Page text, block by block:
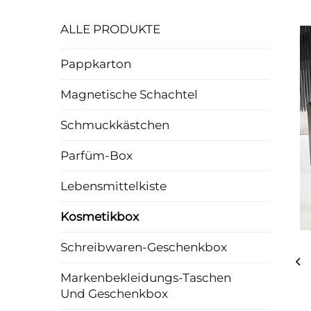
ALLE PRODUKTE
Pappkarton
Magnetische Schachtel
Schmuckkästchen
Parfüm-Box
Lebensmittelkiste
Kosmetikbox
Schreibwaren-Geschenkbox
Markenbekleidungs-Taschen
Und Geschenkbox